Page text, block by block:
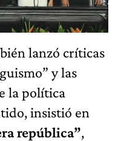
lanzó críticas
y las
la política
insistió en
república”,